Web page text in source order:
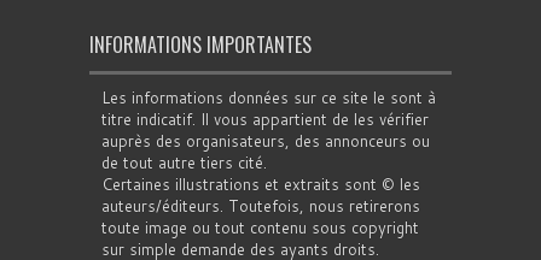
INFORMATIONS IMPORTANTES
Les informations données sur ce site le sont à
titre indicatif. Il vous appartient de les vérifier
auprès des organisateurs, des annonceurs ou
de tout autre tiers cité.
Certaines illustrations et extraits sont © les
auteurs/éditeurs. Toutefois, nous retirerons
toute image ou tout contenu sous copyright
sur simple demande des ayants droits.